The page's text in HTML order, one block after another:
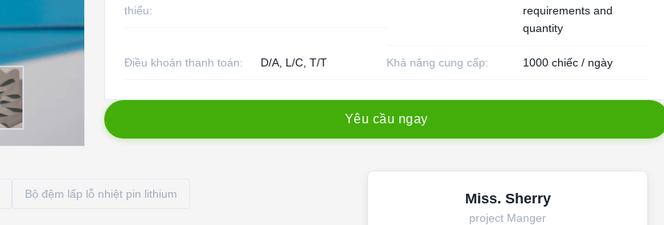
thiểu:
requirements and
quantity
Điều khoản thanh toán: D/A, L/C, T/T Khả năng cung cấp: 1000 chiếc / ngày
Yêu cầu ngay
Bộ đệm lấp lỗ nhiệt pin lithium Miss. Sherry
project Manger